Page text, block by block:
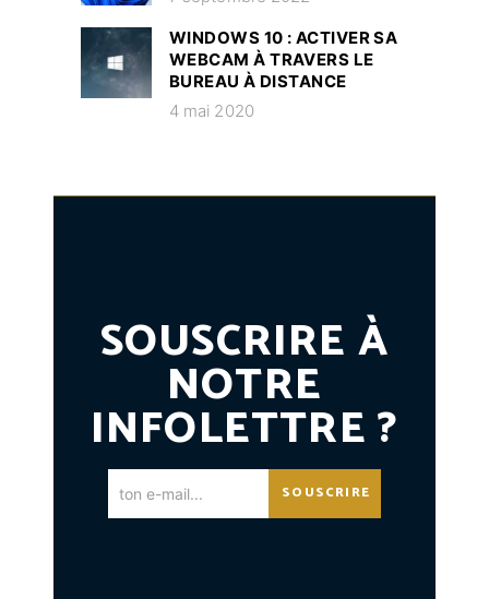
WINDOWS 10 : ACTIVER SA
WEBCAM À TRAVERS LE
BUREAU À DISTANCE
4 mai 2020
SOUSCRIRE À
NOTRE
INFOLETTRE ?
SOUSCRIRE